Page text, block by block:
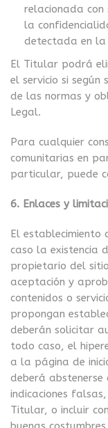
relacionada con
la
detectada en la
El Titular podrá
el servicio si
de las normas y
Legal.
Para cualquier
comunitarias en
particular, puede
6. Enlaces y
El establecimiento
caso la existencia
propietario del
aceptación y
contenidos o
propongan
deberán solicitar
todo caso, el
a la página de
deberá
indicaciones
Titular, o incluir